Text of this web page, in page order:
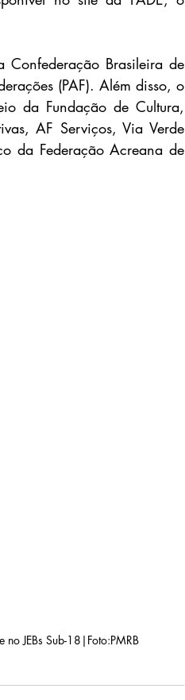
Brasileira de
(PAF). Além disso, o
da Fundação de Cultura,
AF Serviços, Via Verde
da Federação Acreana de
JEBs Sub-18|Foto:PMRB